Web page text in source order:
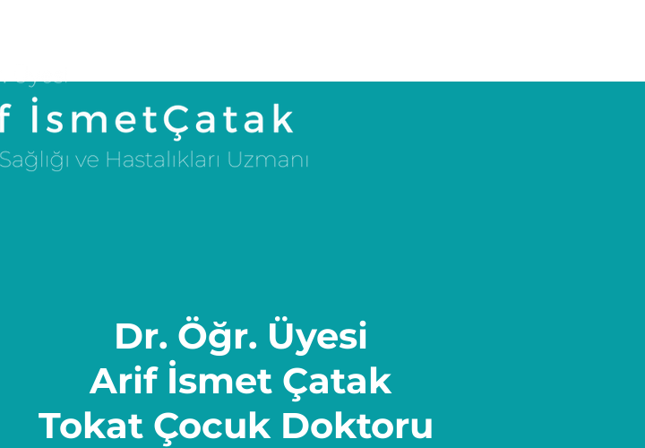
Dr. Öğr. Üyesi
Arif İsmet Çatak
Tokat Çocuk Doktoru